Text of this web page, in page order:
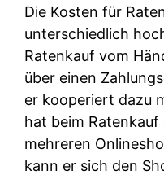
Die Kosten für
unterschiedlich
Ratenkauf vom
über einen
er kooperiert dazu
hat beim
mehreren
kann er sich den